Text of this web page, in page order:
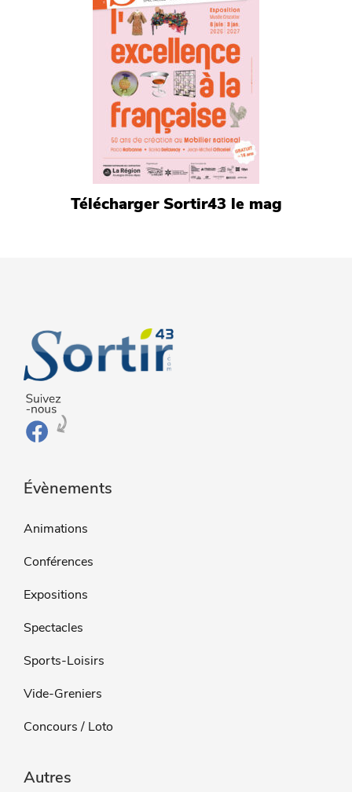
Télécharger Sortir43 le mag
Évènements
Animations
Conférences
Expositions
Spectacles
Sports-Loisirs
Vide-Greniers
Concours / Loto
Autres